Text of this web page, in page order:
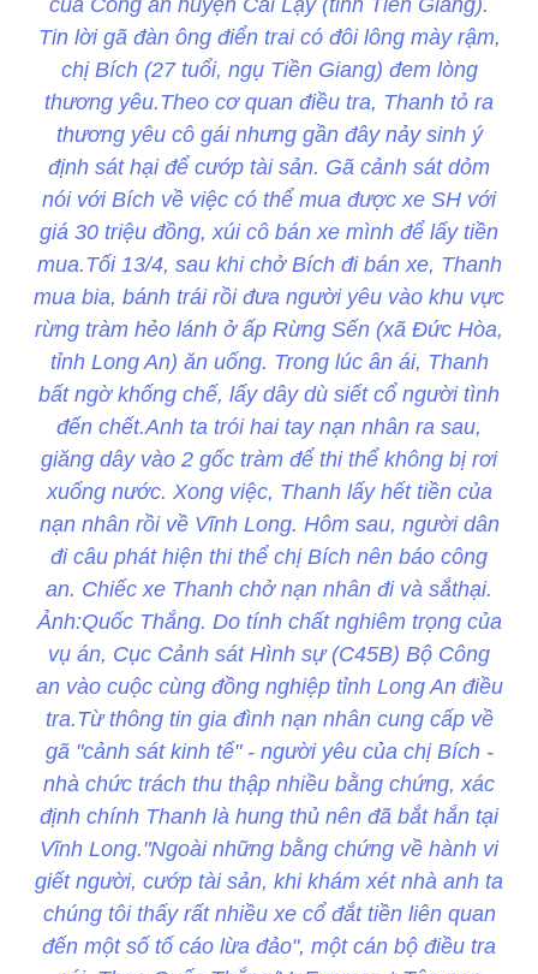
của Công an huyện Cai Lậy (tỉnh Tiền Giang).
Tin lời gã đàn ông điển trai có đôi lông mày rậm,
chị Bích (27 tuổi, ngụ Tiền Giang) đem lòng
thương yêu.Theo cơ quan điều tra, Thanh tỏ ra
thương yêu cô gái nhưng gần đây nảy sinh ý
định sát hại để cướp tài sản. Gã cảnh sát dỏm
nói với Bích về việc có thể mua được xe SH với
giá 30 triệu đồng, xúi cô bán xe mình để lấy tiền
mua.Tối 13/4, sau khi chở Bích đi bán xe, Thanh
mua bia, bánh trái rồi đưa người yêu vào khu vực
rừng tràm hẻo lánh ở ấp Rừng Sến (xã Đức Hòa,
tỉnh Long An) ăn uống. Trong lúc ân ái, Thanh
bất ngờ khống chế, lấy dây dù siết cổ người tình
đến chết.Anh ta trói hai tay nạn nhân ra sau,
giăng dây vào 2 gốc tràm để thi thể không bị rơi
xuống nước. Xong việc, Thanh lấy hết tiền của
nạn nhân rồi về Vĩnh Long. Hôm sau, người dân
đi câu phát hiện thi thể chị Bích nên báo công
an. Chiếc xe Thanh chở nạn nhân đi và sắthại.
Ảnh:Quốc Thắng. Do tính chất nghiêm trọng của
vụ án, Cục Cảnh sát Hình sự (C45B) Bộ Công
an vào cuộc cùng đồng nghiệp tỉnh Long An điều
tra.Từ thông tin gia đình nạn nhân cung cấp về
gã "cảnh sát kinh tế" - người yêu của chị Bích -
nhà chức trách thu thập nhiều bằng chứng, xác
định chính Thanh là hung thủ nên đã bắt hắn tại
Vĩnh Long."Ngoài những bằng chứng về hành vi
giết người, cướp tài sản, khi khám xét nhà anh ta
chúng tôi thấy rất nhiều xe cổ đắt tiền liên quan
đến một số tố cáo lừa đảo", một cán bộ điều tra